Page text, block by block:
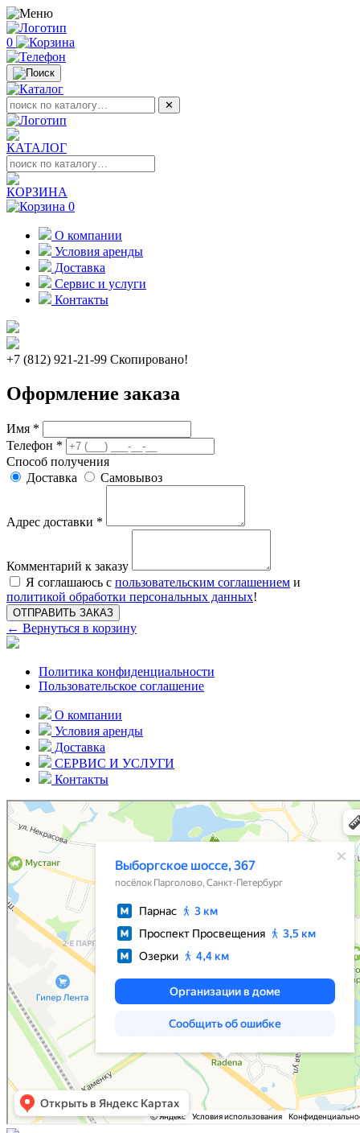
0
✕
КАТАЛОГ
КОРЗИНА
0
О компании
Условия аренды
Доставка
Сервис и услуги
Контакты
+7 (812) 921-21-99 Скопировано!
Оформление заказа
Имя *
Телефон *
Способ получения
Доставка
Самовывоз
Адрес доставки *
Комментарий к заказу
Я соглашаюсь с пользовательским соглашением и
политикой обработки персональных данных!
ОТПРАВИТЬ ЗАКАЗ
← Вернуться в корзину
Политика конфиденциальности
Пользовательское соглашение
О компании
Условия аренды
Доставка
СЕРВИС И УСЛУГИ
Контакты